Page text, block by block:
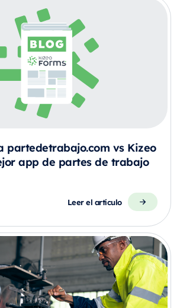
partedetrabajo.com vs Kizeo
app de partes de trabajo
Leer el artículo